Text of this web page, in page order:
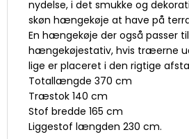
nydelse, i det smukke og
skøn hængekøje at have på
En hængekøje der også passer
hængekøjestativ, hvis træerne
lige er placeret i den rigtige
Totallængde 370 cm
Træstok 140 cm
Stof bredde 165 cm
Liggestof længden 230 cm.